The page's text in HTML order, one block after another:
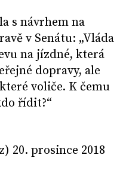
s návrhem na
v Senátu: „Vláda
na jízdné, která
dopravy, ale
voliče. K čemu
řídit?“
20. prosince 2018